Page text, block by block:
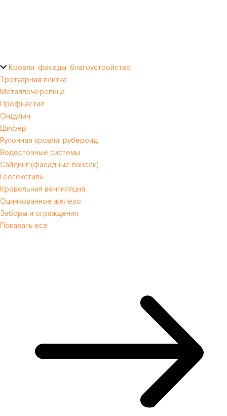
Кровля, фасады, благоустройство
Тротуарная плитка
Металлочерепица
Профнастил
Ондулин
Шифер
Рулонная кровля, рубероид
Водосточные системы
Сайдинг (фасадные панели)
Геотекстиль
Кровельная вентиляция
Оцинкованное железо
Заборы и ограждения
Показать все